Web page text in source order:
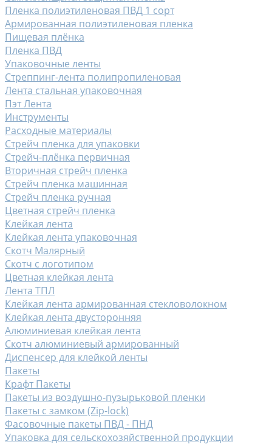
Пленка полиэтиленовая ПВД 1 сорт
Армированная полиэтиленовая пленка
Пищевая плёнка
Пленка ПВД
Упаковочные ленты
Стреппинг-лента полипропиленовая
Лента стальная упаковочная
Пэт Лента
Инструменты
Расходные материалы
Стрейч пленка для упаковки
Стрейч-плёнка первичная
Вторичная стрейч пленка
Стрейч пленка машинная
Стрейч пленка ручная
Цветная стрейч пленка
Клейкая лента
Клейкая лента упаковочная
Скотч Малярный
Скотч с логотипом
Цветная клейкая лента
Лента ТПЛ
Клейкая лента армированная стекловолокном
Клейкая лента двусторонняя
Алюминиевая клейкая лента
Скотч алюминиевый армированный
Диспенсер для клейкой ленты
Пакеты
Крафт Пакеты
Пакеты из воздушно-пузырьковой пленки
Пакеты с замком (Zip-lock)
Фасовочные пакеты ПВД - ПНД
Упаковка для сельскохозяйственной продукции